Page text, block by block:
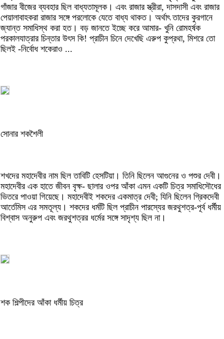
গাঁজার বীজের ব্যবহার ছিল বাধ্যতামূলক। এবং রাজার স্ত্রীরা, দাসদাসী এবং রাজার
পেয়ালাবাহকরা রাজার সঙ্গে পরলোকে যেতে বাধ্য থাকত। অর্থাৎ তাদের কুরগানে
জ্যান্ত সমাধিস্থ করা হত। বড় জানতে ইচ্ছে করে আমার- খুনি রোমহর্ষক
পরকালযাত্রার চিন্তার উৎস কি! প্রাচীন চিনে দেখেছি এরুপ কুপ্রথা, মিশরে তো
ছিলই -নির্বোধ শকেরাও ...
সোনার শকশৈলী
শখদের মহাদেবীর নাম ছিল তাবিটি হেসটিয়া। তিনি ছিলেন আগুনের ও পশুর দেবী।
মহাদেবীর এক হাতে জীবন বৃক্ষ- ছালার ওপর আঁকা এমন একটি চিত্র সমাধিসৌধের
ভিতরে পাওয়া গিয়েছে। মহাদেবীই শকদের একমাত্র দেবী; যিনি ছিলেন গ্রিকদেবী
আর্তেমিস এর সমতূল্য। শকদের ধর্মটি ছিল প্রাচীন পারস্যের জরথুশত্র-পূর্ব ধর্মীয়
বিশ্বাস অনুরুপ এবং জরথুশত্রর ধর্মের সঙ্গে সাদৃশ্য ছিল না।
শক শিল্পীদের আঁকা ধর্মীয় চিত্র